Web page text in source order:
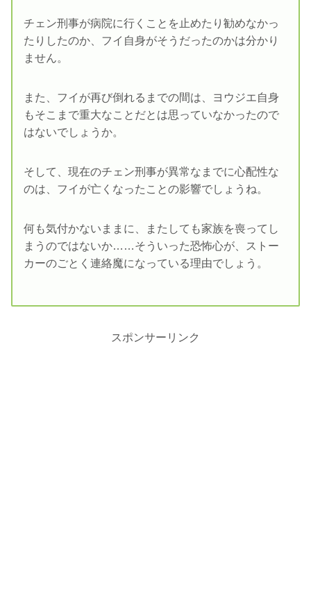
チェン刑事が病院に行くことを止めたり勧めなかっ
たりしたのか、フイ自身がそうだったのかは分かり
ません。
また、フイが再び倒れるまでの間は、ヨウジエ自身
もそこまで重大なことだとは思っていなかったので
はないでしょうか。
そして、現在のチェン刑事が異常なまでに心配性な
のは、フイが亡くなったことの影響でしょうね。
何も気付かないままに、またしても家族を喪ってし
まうのではないか……そういった恐怖心が、ストー
カーのごとく連絡魔になっている理由でしょう。
スポンサーリンク